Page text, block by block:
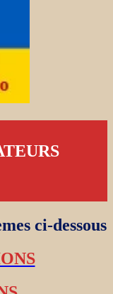
ci-dessous